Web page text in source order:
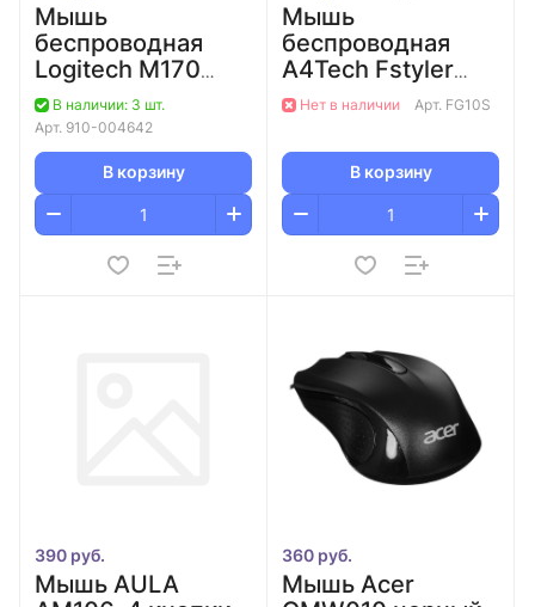
Мышь
беспроводная
Logitech M170
серая, 3 кноп.,
1000 dpi
В наличии: 3 шт.
Арт. 910-004642
В корзину
Мышь
беспроводная
A4Tech Fstyler
FG10S черный/
серый оптич.
2000dpi silent
беспров. USB для
ноутбука
Нет в наличии Арт. FG10S
В корзину
390 руб.
Мышь AULA
360 руб.
Мышь Acer